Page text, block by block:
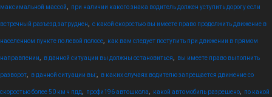
максимальной массой, при наличии какого знака водитель должен уступить дорогу если
встречный разъезд затруднен, с какой скоростью вы имеете право продолжить движение в
населенном пункте по левой полосе, как вам следует поступить при движении в прямом
направлении, в данной ситуации вы должны остановиться, вы имеете право выполнить
разворот, в данной ситуации вы:, в каких случаях водителю запрещается движение со
скоростью более 50 км ч пдд, профи196 автошкола, какой автомобиль разрешено, по какой